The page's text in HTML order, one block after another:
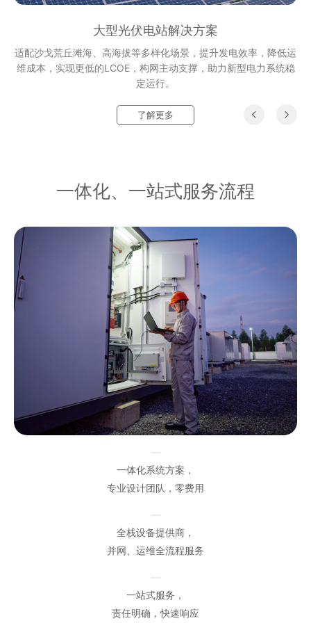
大型光伏电站解决方案
适配沙戈荒丘滩海、高海拔等多样化场景，提升发电效率，降低运
维成本，实现更低的LCOE，构网主动支撑，助力新型电力系统稳
定运行。
了解更多
一体化、一站式服务流程
一体化系统方案，
专业设计团队，零费用
全栈设备提供商，
并网、运维全流程服务
一站式服务，
责任明确，快速响应